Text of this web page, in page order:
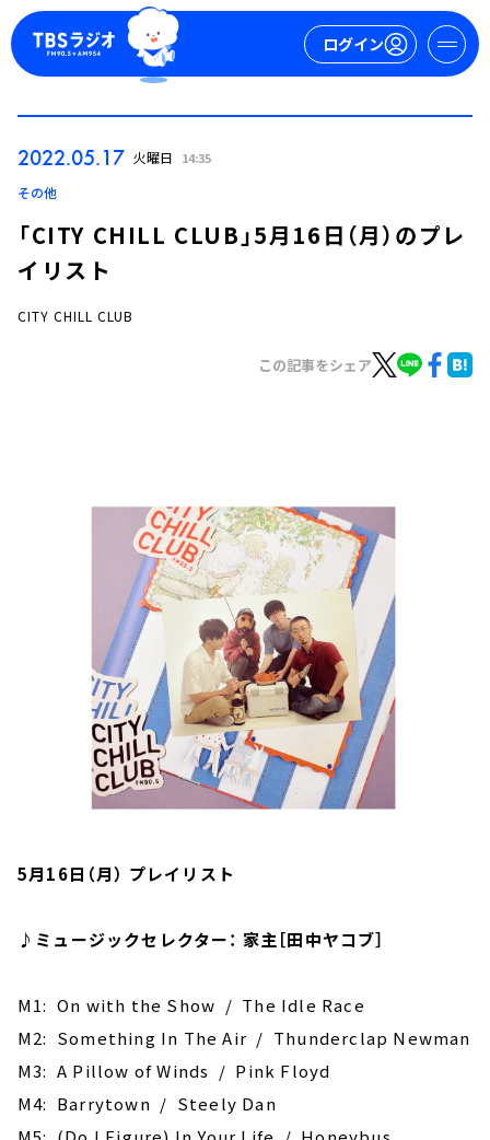
ログイン
お知らせ
イベント・グッズ
YouTube
会社情報
2022.05.17 火曜日 14:35
その他
「CITY CHILL CLUB」5月16日（月）のプレ
イリスト
CITY CHILL CLUB
この記事をシェア
5月16日（月） プレイリスト
♪ミュージックセレクター： 家主［田中ヤコブ］
M1: On with the Show / The Idle Race
M2: Something In The Air / Thunderclap Newman
M3: A Pillow of Winds / Pink Floyd
M4: Barrytown / Steely Dan